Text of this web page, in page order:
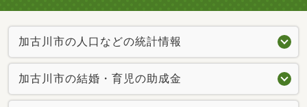
加古川市の人口などの統計情報
加古川市の結婚・育児の助成金